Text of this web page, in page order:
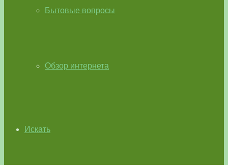
Бытовые вопросы
Обзор интернета
Искать